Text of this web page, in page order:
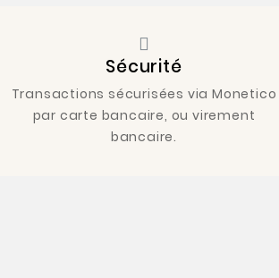
Sécurité
Transactions sécurisées via Monetico
par carte bancaire, ou virement
bancaire.